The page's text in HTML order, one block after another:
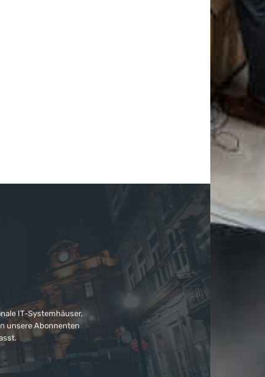
IT-Systemhäuser,
unsere Abonnenten